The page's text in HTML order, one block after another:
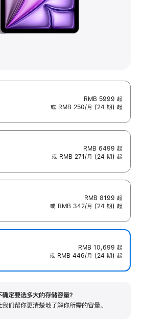
RMB 5999 起
或 RMB 250/月 (24 期) 起
RMB 6499 起
或 RMB 271/月 (24 期) 起
RMB 8199 起
或 RMB 342/月 (24 期) 起
RMB 10,699 起
或 RMB 446/月 (24 期) 起
确定要选多大的存储容⁠量？
我们帮你更清楚地了解你所需的容量。